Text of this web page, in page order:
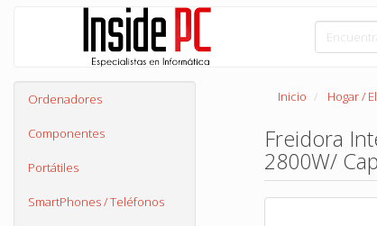
Ordenadores
Componentes
Portátiles
SmartPhones / Teléfonos
Inicio Hogar /
Freidora
2800W/